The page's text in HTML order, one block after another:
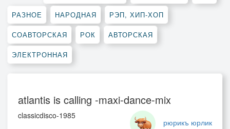
РАЗНОЕ НАРОДНАЯ РЭП, ХИП-ХОП
СОАВТОРСКАЯ РОК АВТОРСКАЯ
ЭЛЕКТРОННАЯ
atlantis is calling -maxi-dance-mix
рюрикъ юрлик
classicdisco-1985